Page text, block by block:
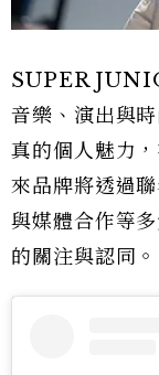
SUPER
音樂、演出與
真的個人魅力
來品牌將透過
與媒體合作等
的關注與認同。